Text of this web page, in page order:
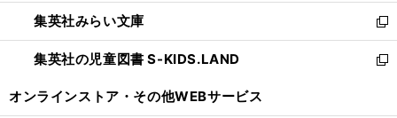
く
で
開
く
ン
ド
ウ
で
ウ
ィ
ン
ド
集英社みらい文庫
新
し
い
集英社の児童図書 S-KIDS.LAND
新
オンラインストア・ その他WEBサービス